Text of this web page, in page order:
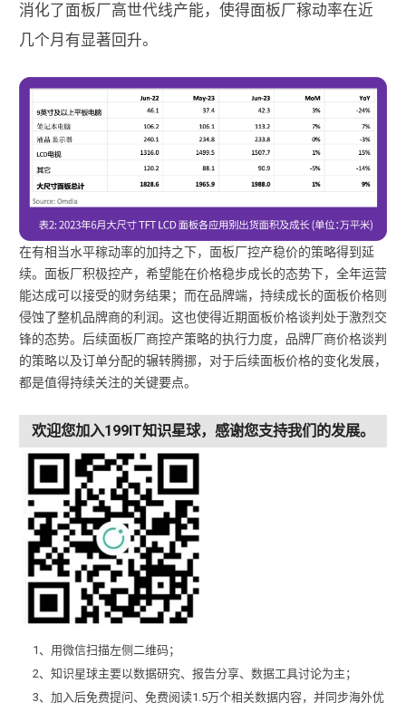
消化了面板厂高世代线产能，使得面板厂稼动率在近
几个月有显著回升。
在有相当水平稼动率的加持之下，面板厂控产稳价的策略得到延
续。面板厂积极控产，希望能在价格稳步成长的态势下，全年运营
能达成可以接受的财务结果；而在品牌端，持续成长的面板价格则
侵蚀了整机品牌商的利润。这也使得近期面板价格谈判处于激烈交
锋的态势。后续面板厂商控产策略的执行力度，品牌厂商价格谈判
的策略以及订单分配的辗转腾挪，对于后续面板价格的变化发展，
都是值得持续关注的关键要点。
欢迎您加入199IT知识星球，感谢您支持我们的发展。
1、用微信扫描左侧二维码；
2、知识星球主要以数据研究、报告分享、数据工具讨论为主；
3、加入后免费提问、免费阅读1.5万个相关数据内容，并同步海外优